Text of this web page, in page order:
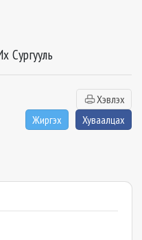
Сургууль
Хэвлэх
Жиргэх
Хуваалцах